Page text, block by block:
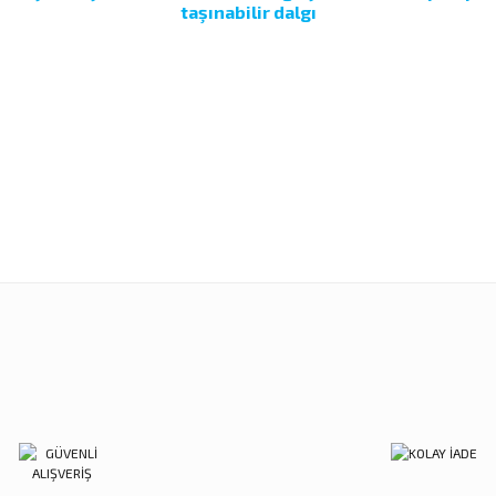
taşınabilir dalgı